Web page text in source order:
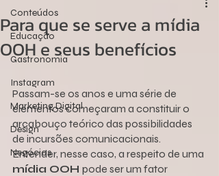
Conteúdos
Educação
Gastronomia
Instagram
Marketing Digital
Design
Negócios
Para que se serve a mídia
OOH e seus benefícios
Passam-se os anos e uma série de
elementos começaram a constituir o
arcabouço teórico das possibilidades
de incursões comunicacionais.
Entender, nesse caso, a respeito de uma
mídia OOH pode ser um fator